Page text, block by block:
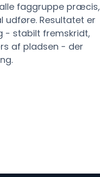
faggruppe præcis,
udføre. Resultatet er
- stabilt fremskridt,
af pladsen - der